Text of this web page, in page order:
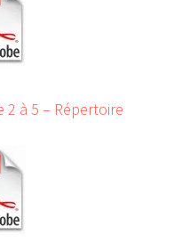
2 à 5 – Répertoire